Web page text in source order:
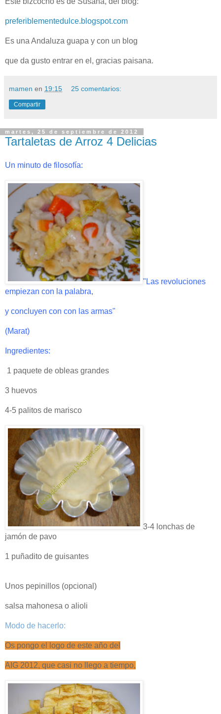
preferiblementedulce.blogspot.com
Es una Andaluza guapa y con un blog
que da gusto entrar en el, gracias paisana.
mamen en 19:15 25 comentarios:
Compartir
martes, 25 de septiembre de 2012
Tartaletas de Arroz 4 Delicias
Un minuto de filosofía:
"Las revoluciones
empiezan con la palabra,
y concluyen con con las armas"
(Marat)
Ingredientes:
1 paquete de obleas grandes
3 huevos
4-5 palitos de marisco
3-4 lonchas de
jamón de pavo
1 puñadito de guisantes
Unos pepinillos (opcional)
salsa mahonesa o alioli
Modo de hacerlo:
Os pongo el logo de este año del
AIG 2012, que casi no llego a tiempo,